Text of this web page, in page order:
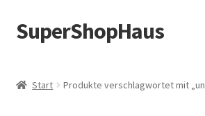
Zur
Navigation
Zum
Inhalt
SuperShopHaus
Start Produkte verschlagwortet mit